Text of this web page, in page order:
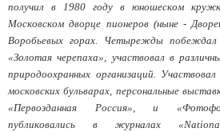
получил в 1980 году в юношеском
Московском дворце пионеров (ныне -
Воробьевых горах. Четырежды побеждал
«Золотая черепаха», участвовал в
природоохранных организаций.
московских бульварах, персональные
«Первозданная Россия», и
публиковались в журналах